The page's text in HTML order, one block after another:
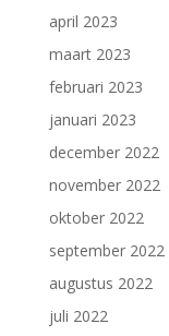
april 2023
maart 2023
februari 2023
januari 2023
december 2022
november 2022
oktober 2022
september 2022
augustus 2022
juli 2022